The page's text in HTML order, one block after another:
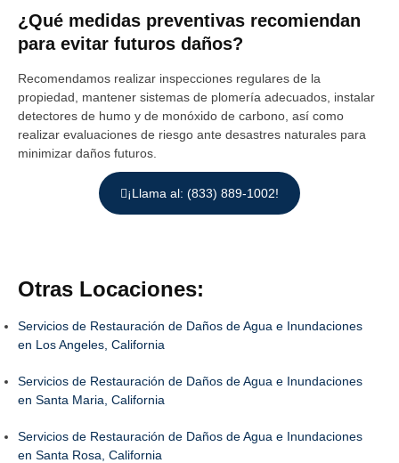
¿Qué medidas preventivas recomiendan
para evitar futuros daños?
Recomendamos realizar inspecciones regulares de la
propiedad, mantener sistemas de plomería adecuados, instalar
detectores de humo y de monóxido de carbono, así como
realizar evaluaciones de riesgo ante desastres naturales para
minimizar daños futuros.
¡Llama al: (833) 889-1002!
Otras Locaciones:
Servicios de Restauración de Daños de Agua e Inundaciones
en Los Angeles, California
Servicios de Restauración de Daños de Agua e Inundaciones
en Santa Maria, California
Servicios de Restauración de Daños de Agua e Inundaciones
en Santa Rosa, California